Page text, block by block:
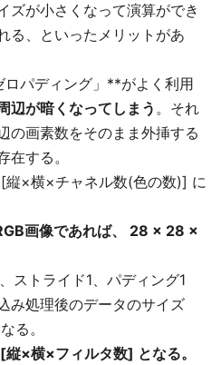
ズが小さくなって演算ができ
る、といったメリットがあ
パディング」**がよく利用
辺が暗くなってしまう 。それ
の画素数をそのまま外挿する
在する。
縦×横×チャネル数(色の数)] に
画像であれば、 28 × 28 ×
ストライド1、パディング1
み処理後のデータのサイズ
る。
×横×フィルタ数] となる。